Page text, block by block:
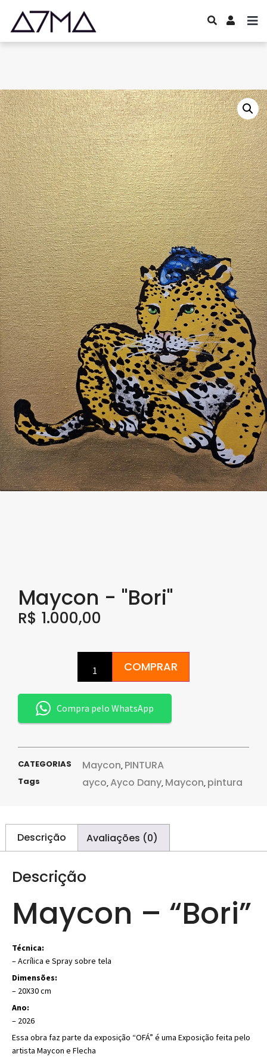
Maycon - "Bori"
R$ 1.000,00
COMPRAR
Compra pelo WhatsApp
CATEGORIAS Maycon, PINTURA
Tags ayco,Ayco Dany, Maycon, pintura
Descrição Avaliações (0)
Descrição
Maycon – “Bori”
Técnica:
–Acrílica e Spray sobre tela
Dimensões:
– 20X30 cm
Ano:
– 2026
Essa obra faz parte da exposição “OFÁ” é uma Exposição feita pelo
artista Maycon e Flecha